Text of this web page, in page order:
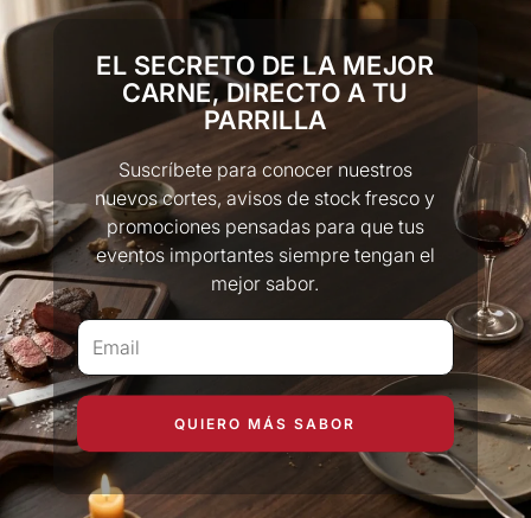
EL SECRETO DE LA MEJOR
CARNE, DIRECTO A TU
PARRILLA
Suscríbete para conocer nuestros
nuevos cortes, avisos de stock fresco y
promociones pensadas para que tus
eventos importantes siempre tengan el
mejor sabor.
QUIERO MÁS SABOR